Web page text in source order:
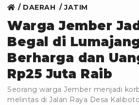
DAERAH JATIM
Warga Jember
Begal di
Berharga dan
Rp25 Juta Raib
Seorang warga Jember menjadi
melintas di Jalan Raya Desa